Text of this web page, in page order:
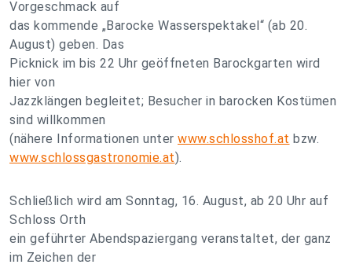
Vorgeschmack auf
das kommende „Barocke Wasserspektakel“ (ab 20.
August) geben. Das
Picknick im bis 22 Uhr geöffneten Barockgarten wird
hier von
Jazzklängen begleitet; Besucher in barocken Kostümen
sind willkommen
(nähere Informationen unter www.schlosshof.at bzw.
www.schlossgastronomie.at).
Schließlich wird am Sonntag, 16. August, ab 20 Uhr auf
Schloss Orth
ein geführter Abendspaziergang veranstaltet, der ganz
im Zeichen der